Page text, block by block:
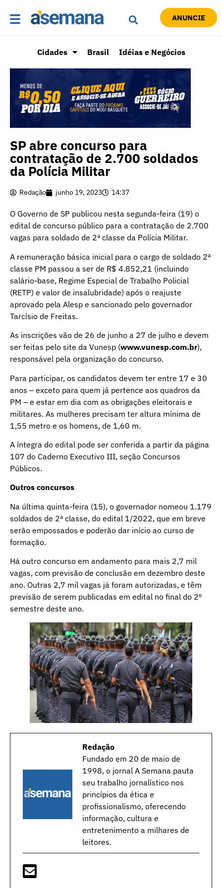
ANUNCIE
Cidades Brasil Idéias e Negócios
SP abre concurso para
contratação de 2.700 soldados
da Polícia Militar
Redação junho 19, 2023 14:37
O Governo de SP publicou nesta segunda-feira (19) o
edital de concurso público para a contratação de 2.700
vagas para soldado de 2ª classe da Polícia Militar.
A remuneração básica inicial para o cargo de soldado 2ª
classe PM passou a ser de R$ 4.852,21 (incluindo
salário-base, Regime Especial de Trabalho Policial
(RETP) e valor de insalubridade) após o reajuste
aprovado pela Alesp e sancionado pelo governador
Tarcísio de Freitas.
As inscrições vão de 26 de junho a 27 de julho e devem
ser feitas pelo site da Vunesp (www.vunesp.com.br),
responsável pela organização do concurso.
Para participar, os candidatos devem ter entre 17 e 30
anos – exceto para quem já pertence aos quadros da
PM – e estar em dia com as obrigações eleitorais e
militares. As mulheres precisam ter altura mínima de
1,55 metro e os homens, de 1,60 m.
A íntegra do edital pode ser conferida a partir da página
107 do Caderno Executivo III, seção Concursos
Públicos.
Outros concursos
Na última quinta-feira (15), o governador nomeou 1.179
soldados de 2ª classe, do edital 1/2022, que em breve
serão empossados e poderão dar início ao curso de
formação.
Há outro concurso em andamento para mais 2,7 mil
vagas, com previsão de conclusão em dezembro deste
ano. Outras 2,7 mil vagas já foram autorizadas, e têm
previsão de serem publicadas em edital no final do 2º
semestre deste ano.
Redação
Fundado em 20 de maio de
1998, o jornal A Semana pauta
seu trabalho jornalístico nos
princípios da ética e
profissionalismo, oferecendo
informação, cultura e
entretenimento a milhares de
leitores.